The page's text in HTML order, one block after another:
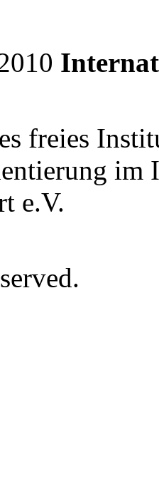
freies
im
e.V.